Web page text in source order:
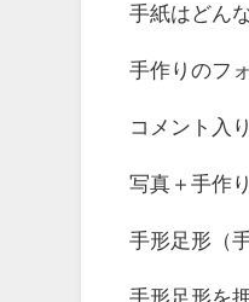
手紙はどん
手作りのフ
コメント入
写真＋手作
手形足形（
手形足形を